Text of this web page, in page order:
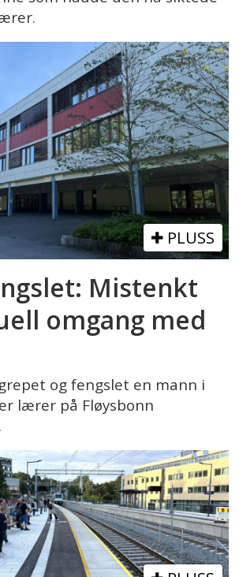
PLUSS
Mistenkt
omgang med
og fengslet en mann i
lærer på Fløysbonn